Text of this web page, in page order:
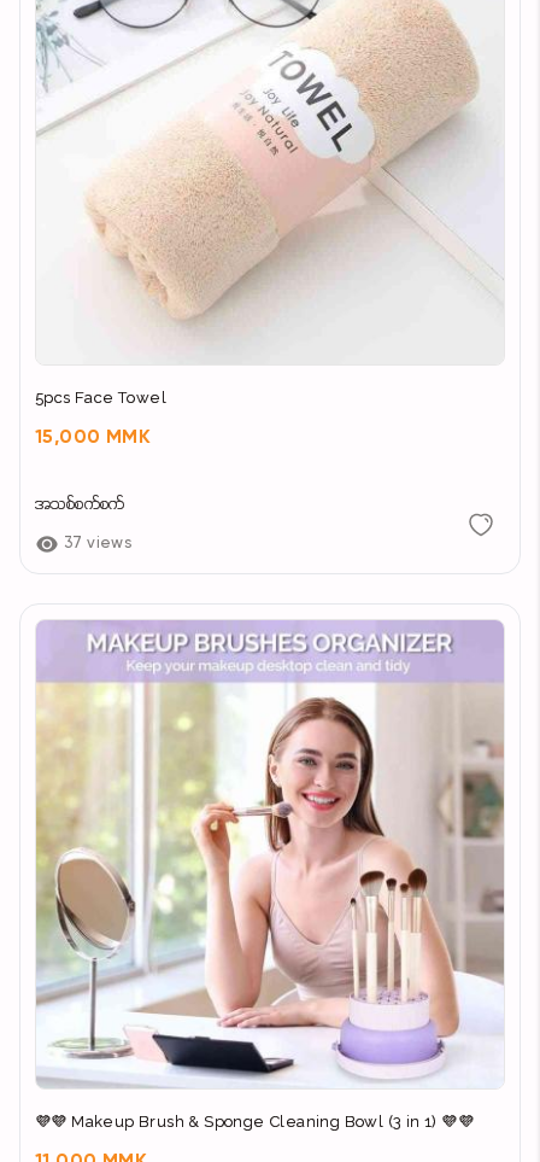
5pcs Face Towel
15,000 MMK
အသစ်စက်စက်
37 views
💜💜 Makeup Brush & Sponge Cleaning Bowl (3 in 1) 💜💜